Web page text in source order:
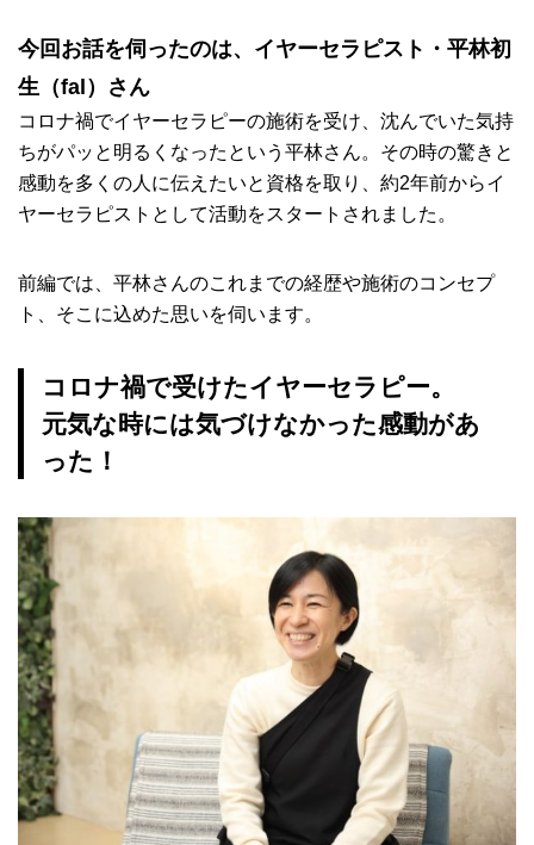
今回お話を伺ったのは、イヤーセラピスト・平林初
生（fal）さん
コロナ禍でイヤーセラピーの施術を受け、沈んでいた気持
ちがパッと明るくなったという平林さん。その時の驚きと
感動を多くの人に伝えたいと資格を取り、約2年前からイ
ヤーセラピストとして活動をスタートされました。
前編では、平林さんのこれまでの経歴や施術のコンセプ
ト、そこに込めた思いを伺います。
コロナ禍で受けたイヤーセラピー。
元気な時には気づけなかった感動があ
った！